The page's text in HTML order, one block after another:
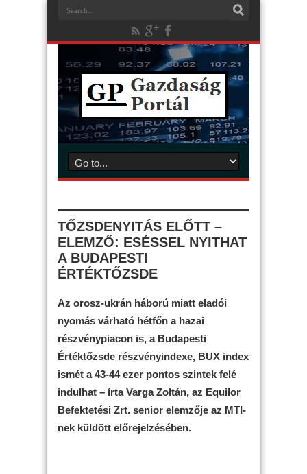
TŐZSDENYITÁS ELŐTT –
ELEMZŐ: ESÉSSEL NYITHAT
A BUDAPESTI
ÉRTÉKTŐZSDE
Az orosz-ukrán háború miatt eladói
nyomás várható hétfőn a hazai
részvénypiacon is, a Budapesti
Értéktőzsde részvényindexe, BUX index
ismét a 43-44 ezer pontos szintek felé
indulhat – írta Varga Zoltán, az Equilor
Befektetési Zrt. senior elemzője az MTI-
nek küldött előrejelzésében.